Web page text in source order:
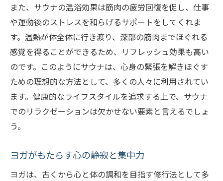
また、サウナの温浴効果は筋肉の疲労回復を促し、仕事
や運動後のストレスを和らげるサポートをしてくれま
す。温熱が体全体に行き渡り、深部の筋肉までほぐれる
感覚を得ることができるため、リフレッシュ効果も高い
のです。このようにサウナは、心身の緊張を解きほぐす
ための理想的な方法として、多くの人々に利用されてい
ます。健康的なライフスタイルを追求する上で、サウナ
でのリラクゼーションは欠かせない要素と言えるでしょ
う。
ヨガがもたらす心の静寂と集中力
ヨガは、古くから心と体の調和を目指す修行法として多